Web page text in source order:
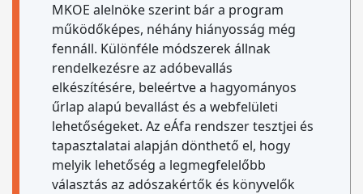
MKOE alelnöke szerint bár a program
működőképes, néhány hiányosság még
fennáll. Különféle módszerek állnak
rendelkezésre az adóbevallás
elkészítésére, beleértve a hagyományos
űrlap alapú bevallást és a webfelületi
lehetőségeket. Az eÁfa rendszer tesztjei és
tapasztalatai alapján dönthető el, hogy
melyik lehetőség a legmegfelelőbb
választás az adószakértők és könyvelők